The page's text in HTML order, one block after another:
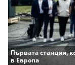
Първата станция,
в Европа